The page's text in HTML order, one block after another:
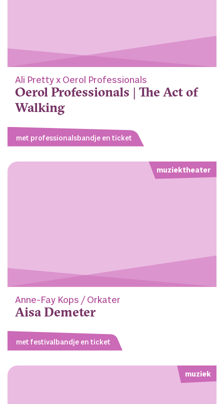
Ali Pretty x Oerol Professionals
Oerol Professionals | The Act of
Walking
met professionalsbandje en ticket
muziektheater
Anne-Fay Kops / Orkater
Aisa Demeter
met festivalbandje en ticket
muziek